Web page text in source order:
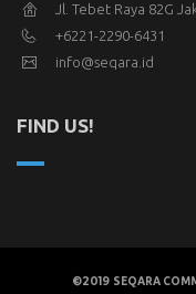
Jl. Tebet Raya 82G
+6221-2290-6431
info@seqara.id
FIND US!
©2019 SEQARA